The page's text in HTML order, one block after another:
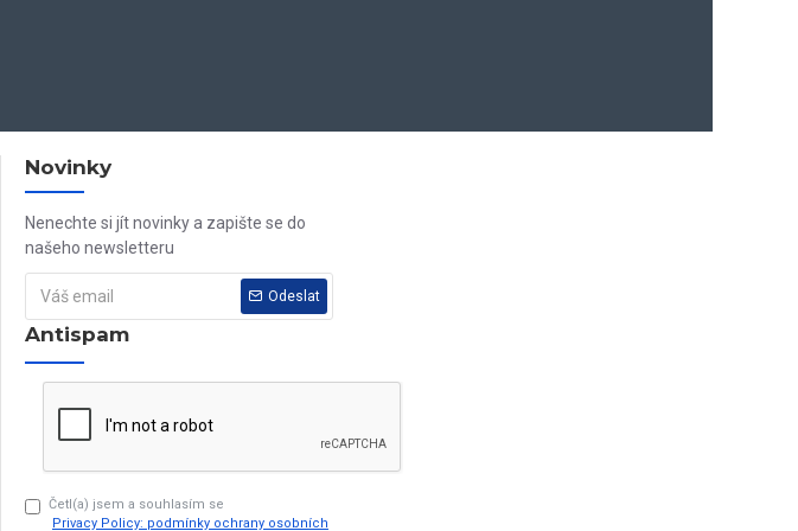
Novinky
Nenechte si jít novinky a zapište se do
našeho newsletteru
Odeslat
Antispam
Četl(a) jsem a souhlasím se
Privacy Policy: podmínky ochrany osobních